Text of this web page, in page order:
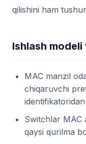
qilishini ham
Ishlash
MAC manzil
chiqaruvchi
Switchlar MAC
qaysi qurilma